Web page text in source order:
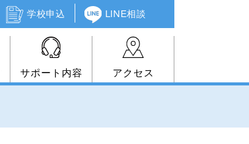
学校申込 LINE相談
サポート内容 アクセス